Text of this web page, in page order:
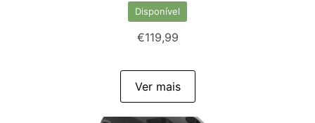
Disponível
€119,99
Ver mais